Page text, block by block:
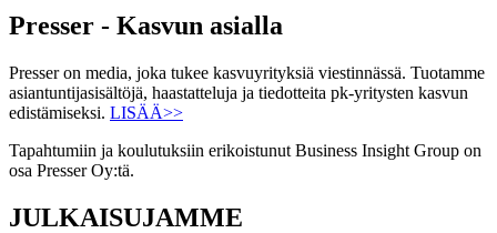
Presser - Kasvun asialla
Presser on media, joka tukee kasvuyrityksiä viestinnässä. Tuotamme
asiantuntijasisältöjä, haastatteluja ja tiedotteita pk-yritysten kasvun
edistämiseksi. LISÄÄ>>
Tapahtumiin ja koulutuksiin erikoistunut Business Insight Group on
osa Presser Oy:tä.
JULKAISUJAMME